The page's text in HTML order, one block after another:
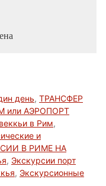
день, ТРАНСФЕР
или АЭРОПОРТ
в Рим,
и
В РИМЕ НА
, Экскурсии порт
, Экскурсионные